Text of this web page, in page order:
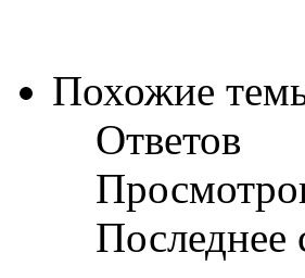
Похожие
Ответов
Последнее